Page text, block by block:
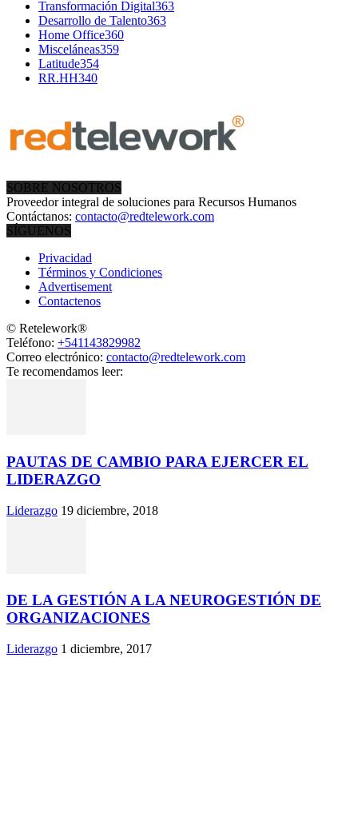
Transformación Digital363
Desarrollo de Talento363
Home Office360
Misceláneas359
Latitude354
RR.HH340
SOBRE NOSOTROS
Proveedor integral de soluciones para Recursos Humanos
Contáctanos: contacto@redtelework.com
SÍGUENOS
Privacidad
Términos y Condiciones
Advertisement
Contactenos
© Retelework®
Teléfono: +541143829982
Correo electrónico: contacto@redtelework.com
Te recomendamos leer:
PAUTAS DE CAMBIO PARA EJERCER EL
LIDERAZGO
Liderazgo 19 diciembre, 2018
DE LA GESTIÓN A LA NEUROGESTIÓN DE
ORGANIZACIONES
Liderazgo 1 diciembre, 2017